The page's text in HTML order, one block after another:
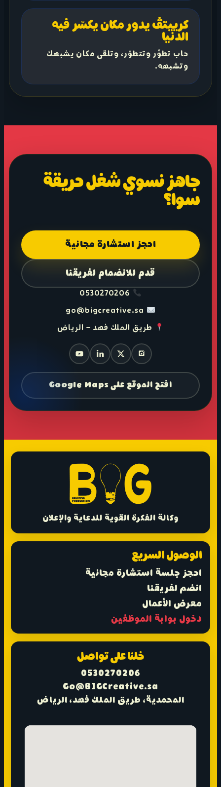
كرييتڤ يدور مكان يكسّر فيه
الدنيا
حاب تطوِّر وتتطوَّر، وتلقى مكان يشبهك
وتشبهه.
جاهز نسوي شغل حريقة
سوا؟
احجز استشارة مجانية
قدم للانضمام لفريقنا
طريق الملك فهد – الرياض
افتح الموقع على Google Maps
وكالة الفكرة القوية للدعاية والإعلان
الوصول السريع
احجز جلسة استشارة مجانية
انضم لفريقنا
معرض الأعمال
دخول بوابة الموظفين
خلنا على تواصل
0530270206
Go@BIGCreative.sa
المحمدية، طريق الملك فهد، الرياض